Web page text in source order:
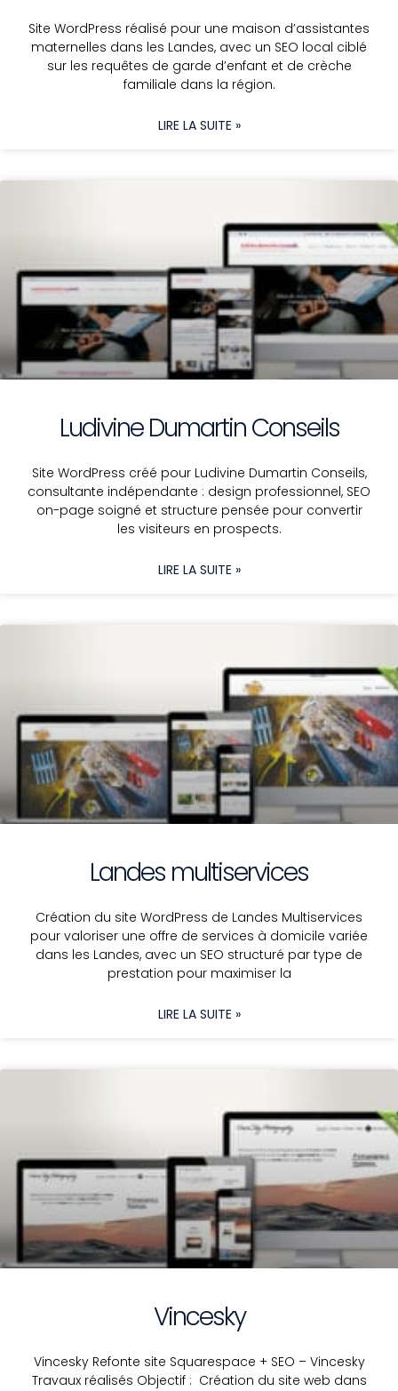
Site WordPress réalisé pour une maison d’assistantes
maternelles dans les Landes, avec un SEO local ciblé
sur les requêtes de garde d’enfant et de crèche
familiale dans la région.
LIRE LA SUITE »
Ludivine Dumartin Conseils
Site WordPress créé pour Ludivine Dumartin Conseils,
consultante indépendante : design professionnel, SEO
on-page soigné et structure pensée pour convertir
les visiteurs en prospects.
LIRE LA SUITE »
Landes multiservices
Création du site WordPress de Landes Multiservices
pour valoriser une offre de services à domicile variée
dans les Landes, avec un SEO structuré par type de
prestation pour maximiser la
LIRE LA SUITE »
Vincesky
Vincesky Refonte site Squarespace + SEO – Vincesky
Travaux réalisés Objectif : Création du site web dans